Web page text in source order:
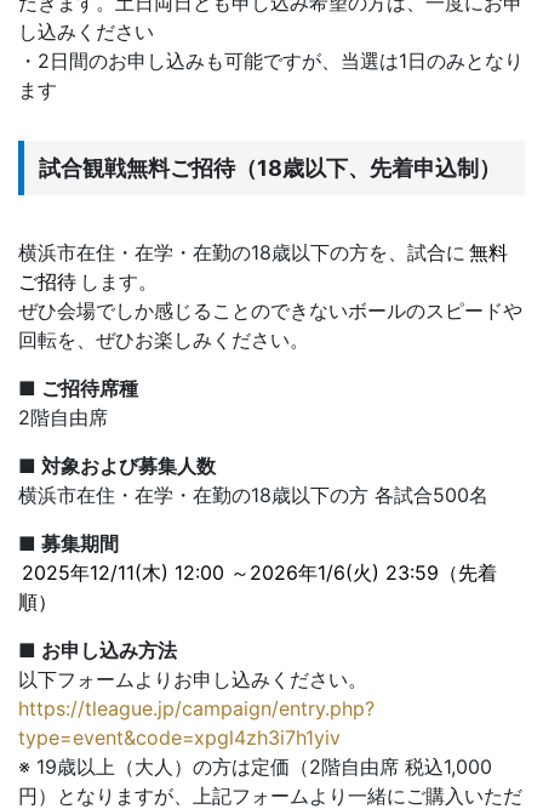
し込みください
・2日間のお申し込みも可能ですが、当選は1日のみとなり
ます
試合観戦無料ご招待（18歳以下、先着申込制）
横浜市在住・在学・在勤の18歳以下の方を、試合に 無料
ご招待 します。
ぜひ会場でしか感じることのできないボールのスピードや
回転を、ぜひお楽しみください。
■ ご招待席種
2階自由席
■ 対象および募集人数
横浜市在住・在学・在勤の18歳以下の方 各試合500名
■ 募集期間
2025年12/11(木) 12:00 ～2026年1/6(火) 23:59（先着
順）
■ お申し込み方法
以下フォームよりお申し込みください。
https://tleague.jp/campaign/entry.php?
type=event&code=xpgl4zh3i7h1yiv
※ 19歳以上（大人）の方は定価（2階自由席 税込1,000
円）となりますが、上記フォームより一緒にご購入いただ